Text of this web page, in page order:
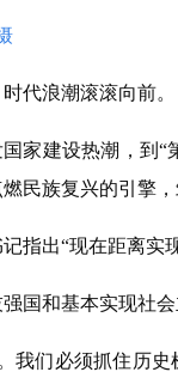
代浪潮滚滚向前。
国家建设热潮，到
民族复兴的引擎
指出“现在距离实
国和基本实现社
我们必须抓住历